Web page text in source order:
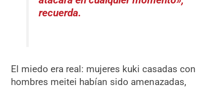
recuerda.
El miedo era real: mujeres kuki casadas con
hombres meitei habían sido amenazadas,